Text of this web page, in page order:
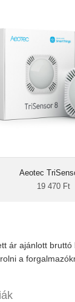
Aeotec
19 470 Ft
TriSensor
lévő
információkat
ár ajánlott bruttó
a